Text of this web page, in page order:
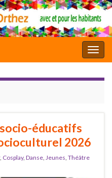
éducatifs
2026
, Cosplay, Danse, Jeunes, Théâtre